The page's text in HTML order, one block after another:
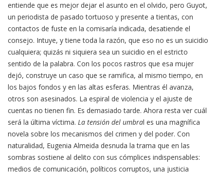
entiende que es mejor dejar el asunto en el olvido, pero Guyot,
un periodista de pasado tortuoso y presente a tientas, con
contactos de fuste en la comisaría indicada, desatiende el
consejo. Intuye, y tiene toda la razón, que eso no es un suicidio
cualquiera; quizás ni siquiera sea un suicidio en el estricto
sentido de la palabra. Con los pocos rastros que esa mujer
dejó, construye un caso que se ramifica, al mismo tiempo, en
los bajos fondos y en las altas esferas. Mientras él avanza,
otros son asesinados. La espiral de violencia y el ajuste de
cuentas no tienen fin. Es demasiado tarde. Ahora resta ver cuál
será la última víctima. La tensión del umbral es una magnífica
novela sobre los mecanismos del crimen y del poder. Con
naturalidad, Eugenia Almeida desnuda la trama que en las
sombras sostiene al delito con sus cómplices indispensables:
medios de comunicación, políticos corruptos, una justicia